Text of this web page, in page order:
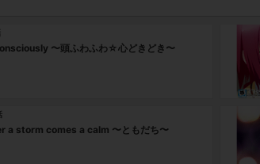
〜頭ふわふわ☆心どきどき〜
a storm comes a calm 〜ともだち〜